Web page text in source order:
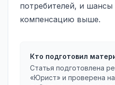
потребителей, и шансы
компенсацию выше.
Кто подготовил
Статья подготовлена
«Юрист» и проверена